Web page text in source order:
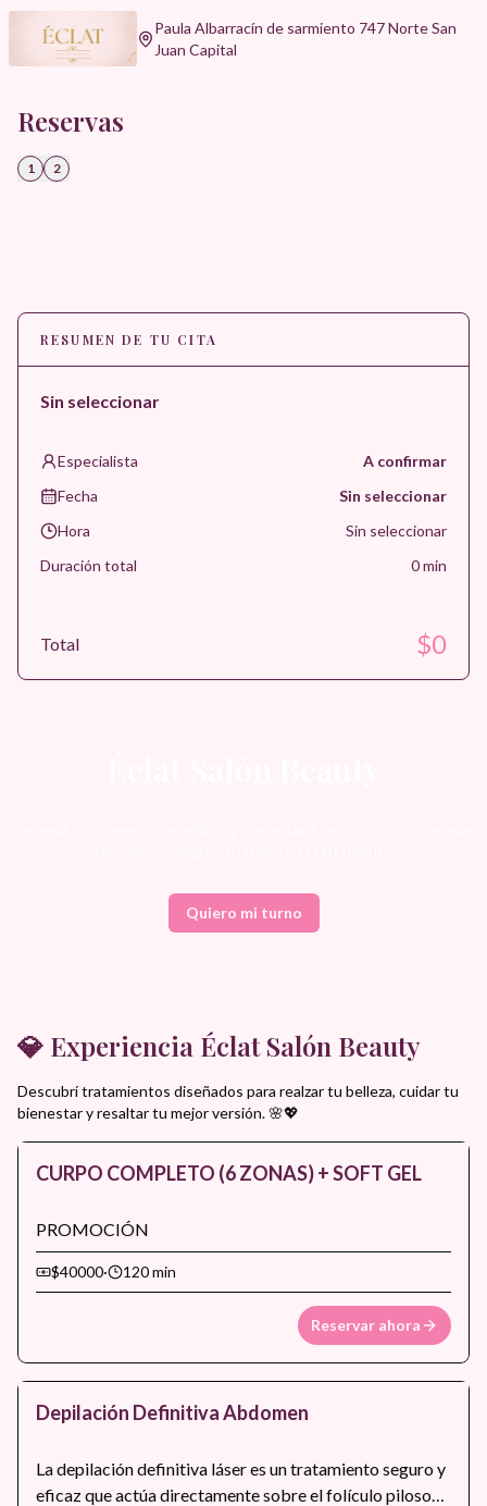
Paula Albarracín de sarmiento 747 Norte San
Juan Capital
Reservas
1 2
RESUMEN DE TU CITA
Sin seleccionar
Especialista
A confirmar
Fecha
Sin seleccionar
Hora
Sin seleccionar
Duración total
0min
Total $0
Quiero mi turno
💎 Experiencia Éclat Salón Beauty
Descubrí tratamientos diseñados para realzar tu belleza, cuidar tu
bienestar y resaltar tu mejor versión. 🌸💖
CURPO COMPLETO (6 ZONAS) + SOFT GEL
PROMOCIÓN
$40000· 120 min
Reservar ahora
Depilación Definitiva Abdomen
La depilación definitiva láser es un tratamiento seguro y
eficaz que actúa directamente sobre el folículo piloso